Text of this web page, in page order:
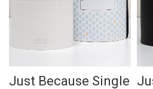
Just Because Single